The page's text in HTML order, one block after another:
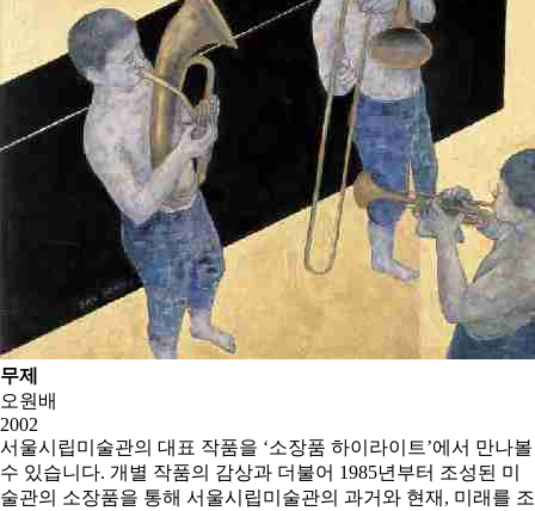
무제
오원배
2002
서울시립미술관의 대표 작품을 ‘소장품 하이라이트’에서 만나볼
수 있습니다. 개별 작품의 감상과 더불어 1985년부터 조성된 미
술관의 소장품을 통해 서울시립미술관의 과거와 현재, 미래를 조